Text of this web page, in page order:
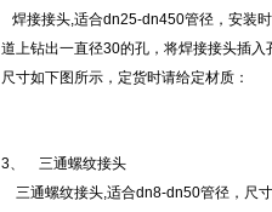
焊接接头,适合dn25-dn450管径，安装
道上钻出一直径30的孔，将焊接接头插入
尺寸如下图所示，定货时请给定材质：
3、
三通螺纹接头
三通螺纹接头,适合dn8-dn50管径，尺